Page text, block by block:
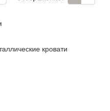
кровати